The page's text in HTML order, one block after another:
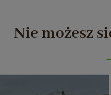
Nie możesz